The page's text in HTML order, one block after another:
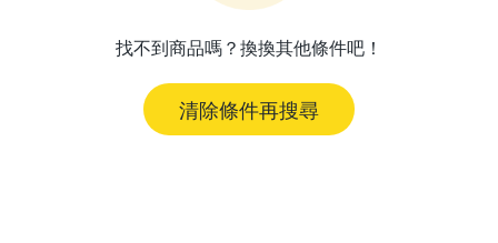
找不到商品嗎？換換其他條件吧！
清除條件再搜尋